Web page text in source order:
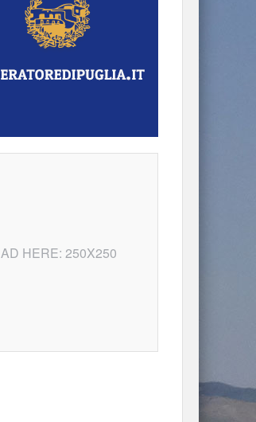
AD HERE: 250X250